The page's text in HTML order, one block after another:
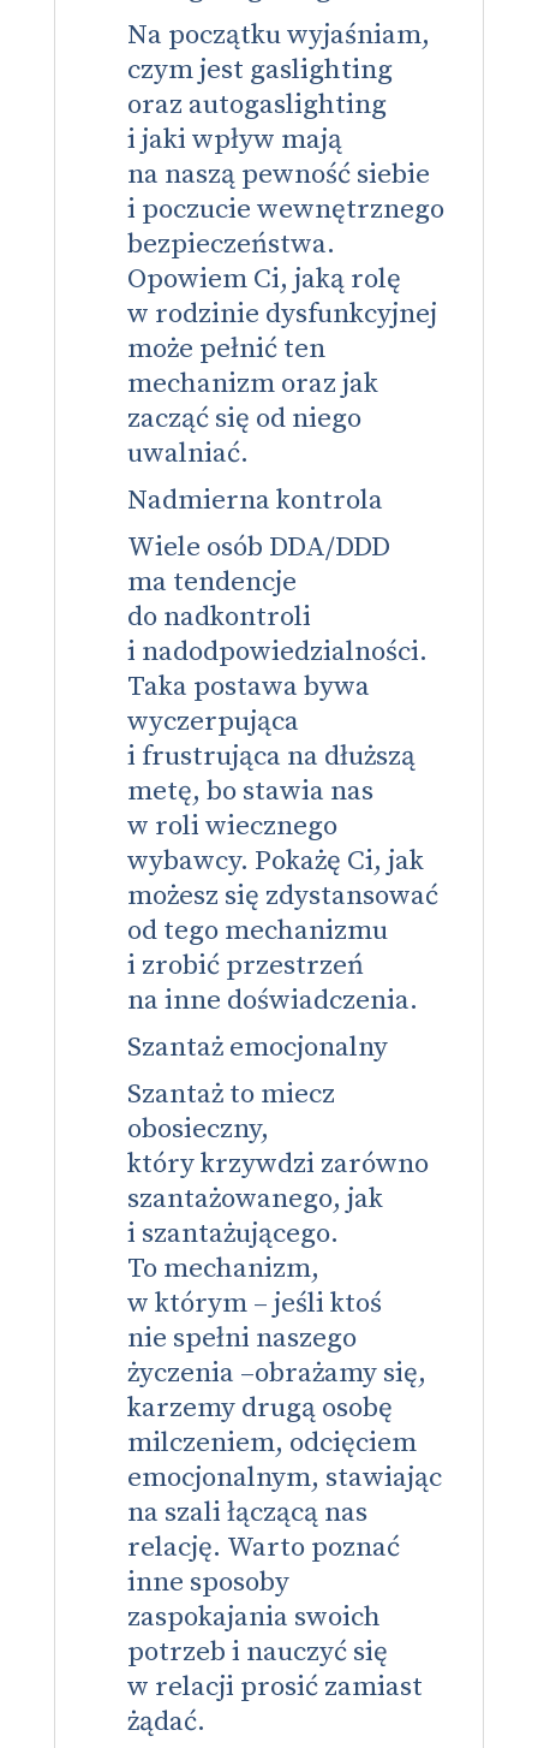
Na początku wyjaśniam,
czym jest gaslighting
oraz autogaslighting
i jaki wpływ mają
na naszą pewność siebie
i poczucie wewnętrznego
bezpieczeństwa.
Opowiem Ci, jaką rolę
w rodzinie dysfunkcyjnej
może pełnić ten
mechanizm oraz jak
zacząć się od niego
uwalniać.
Nadmierna kontrola
Wiele osób DDA/DDD
ma tendencje
do nadkontroli
i nadodpowiedzialności.
Taka postawa bywa
wyczerpująca
i frustrująca na dłuższą
metę, bo stawia nas
w roli wiecznego
wybawcy. Pokażę Ci, jak
możesz się zdystansować
od tego mechanizmu
i zrobić przestrzeń
na inne doświadczenia.
Szantaż emocjonalny
Szantaż to miecz
obosieczny,
który krzywdzi zarówno
szantażowanego, jak
i szantażującego.
To mechanizm,
w którym – jeśli ktoś
nie spełni naszego
życzenia –obrażamy się,
karzemy drugą osobę
milczeniem, odcięciem
emocjonalnym, stawiając
na szali łączącą nas
relację. Warto poznać
inne sposoby
zaspokajania swoich
potrzeb i nauczyć się
w relacji prosić zamiast
żądać.